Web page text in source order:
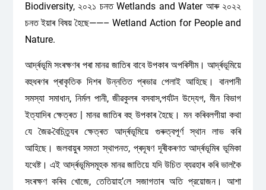
Biodiversity, ২০২১ চনত Wetlands and Water আৰু ২০২২
চনত ইয়াৰ বিষয় হৈছে——– Wetland Action for People and
Nature.
আৰ্দ্ৰভূমি সংৰক্ষণৰ পৰা মানৱ জাতিৰ বাবে উপকাৰ অপৰিসীম। আৰ্দ্ৰভূমিয়ে
বহুধৰণৰ প্ৰাকৃতিক দিশৰ উন্নতিত প্ৰভাৱ পেলাই আহিছে। বানপানী
সমস্যা সমাধান, নির্মল পানী, জীৱকুলৰ বসবাস,পৰ্যটন উদ্যেগ, মীন বিভাগ
ইত্যাদিৰ ক্ষেত্ৰত | মানৱ জাতিৰ বহু উপকাৰ হৈছে। মন কৰিবলগীয়া কথা
যে জৈৱ-বৈচিত্ৰ্যৰ ক্ষেত্ৰত আৰ্দ্ৰভূমিয়ে গুৰুত্বপূৰ্ণ স্থান লাভ কৰি
আহিছে। জলবায়ুৰ সমতা স্থাপনত, প্ৰদূষণ দূৰীকৰণত আৰ্দ্ৰভূমিৰ ভূমিকা
যথেষ্ট। এই আৰ্দ্ৰভূমিসমূহক মানৱ জাতিয়ে যদি উচিত ব্যৱহাৰ কৰি ভালকৈ
সংৰক্ষণ কৰিব খোজে, তেতিয়াহ’লে সজাগতাৰ অতি প্রয়োজন। আশা